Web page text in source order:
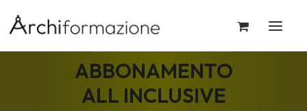
ABBONAMENTO
ALL INCLUSIVE